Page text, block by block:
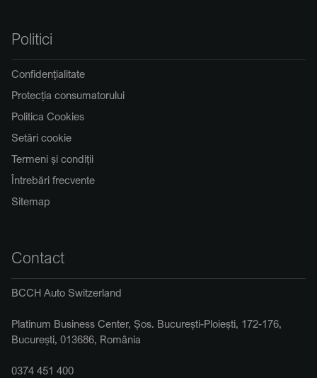
Politici
Confidențialitate
Protecția consumatorului
Politica Cookies
Setări cookie
Termeni și condiții
Întrebări frecvente
Sitemap
Contact
BCCH Auto Switzerland
Platinum Business Center, Șos. București-Ploiești, 172-176,
București, 013686, România
0374 451 400